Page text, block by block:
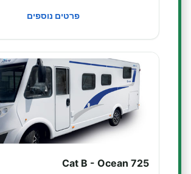
פרטים נוספים
Cat B - Ocean 725